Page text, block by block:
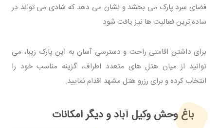
فضای سرد پارک می بخشد و نشان می دهد که شادی می تواند در
ساده ترین فعالیت ها نیز یافت شود.
برای داشتن اقامتی راحت و دسترسی آسان به این پارک زیبا، می
توانید از میان هتل های متعدد اطراف، گزینه مناسب خود را
انتخاب کرده و برای رزرو هتل مشهد اقدام نمایید.
باغ وحش وکیل آباد و دیگر امکانات